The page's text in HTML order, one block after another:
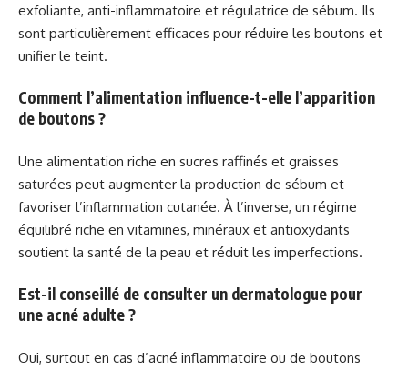
exfoliante, anti-inflammatoire et régulatrice de sébum. Ils
sont particulièrement efficaces pour réduire les boutons et
unifier le teint.
Comment l’alimentation influence-t-elle l’apparition
de boutons ?
Une alimentation riche en sucres raffinés et graisses
saturées peut augmenter la production de sébum et
favoriser l’inflammation cutanée. À l’inverse, un régime
équilibré riche en vitamines, minéraux et antioxydants
soutient la santé de la peau et réduit les imperfections.
Est-il conseillé de consulter un dermatologue pour
une acné adulte ?
Oui, surtout en cas d’acné inflammatoire ou de boutons